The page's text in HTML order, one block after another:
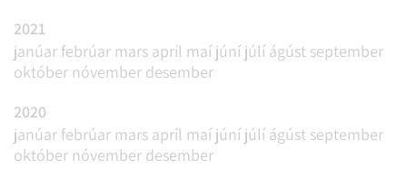
2021
janúar febrúar mars apríl maí júní júlí ágúst september
október nóvember desember
2020
janúar febrúar mars apríl maí júní júlí ágúst september
október nóvember desember